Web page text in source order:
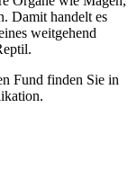
Damit handelt es
weitgehend
Fund finden Sie in